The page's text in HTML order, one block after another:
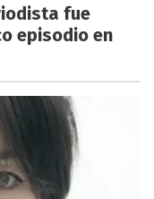
fue
episodio en